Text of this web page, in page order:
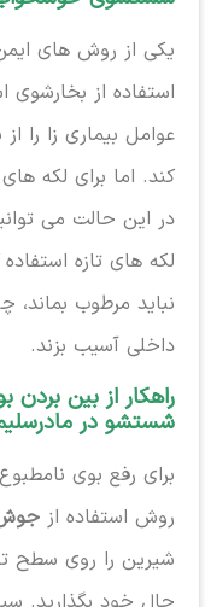
یکی از روش های
استفاده از
عوامل بیماری زا را
کند. اما برای لکه
در این حالت می
لکه های تازه
نباید مرطوب بماند،
داخلی آسیب بزند.
راهکار از بین
شستشو در
برای رفع بوی
روش استفاده از
شیرین را روی سطح